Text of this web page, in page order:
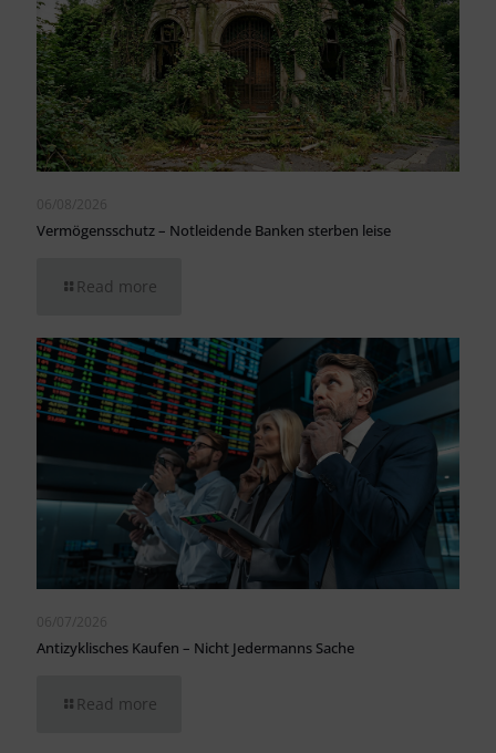
06/08/2026
Vermögensschutz – Notleidende Banken sterben leise
Read more
06/07/2026
Antizyklisches Kaufen – Nicht Jedermanns Sache
Read more